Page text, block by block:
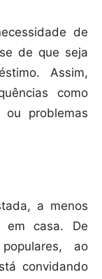
de
de que seja
Assim,
como
ou problemas
a menos
em casa. De
ao
convidando